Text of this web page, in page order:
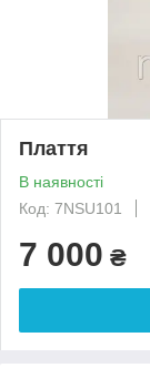
Плаття
В наявності
Код: 7NSU101
7 000 ₴